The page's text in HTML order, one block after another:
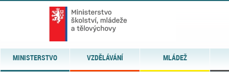
MINISTERSTVO VZDĚLÁVÁNÍ MLÁDEŽ